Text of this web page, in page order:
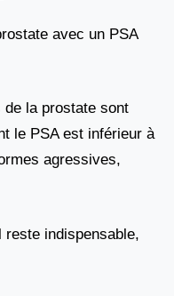
avec un PSA
la prostate sont
le PSA est inférieur à
agressives,
reste indispensable,